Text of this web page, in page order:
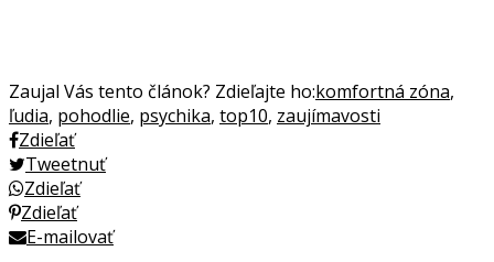
Zaujal Vás tento článok? Zdieľajte ho:komfortná zóna,
ľudia, pohodlie, psychika, top10, zaujímavosti
Zdieľať
Tweetnuť
Zdieľať
Zdieľať
E-mailovať